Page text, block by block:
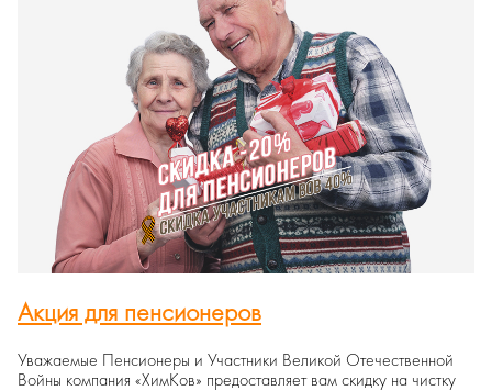
Акция для пенсионеров
Уважаемые Пенсионеры и Участники Великой Отечественной
Войны компания «ХимКов» предоставляет вам скидку на чистку